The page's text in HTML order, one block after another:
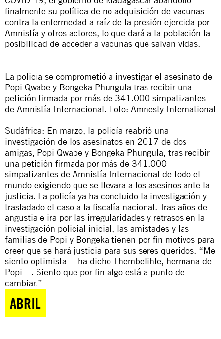
finalmente su política de no adquisición de vacunas
contra la enfermedad a raíz de la presión ejercida por
Amnistía y otros actores, lo que dará a la población la
posibilidad de acceder a vacunas que salvan vidas.
La policía se comprometió a investigar el asesinato de
Popi Qwabe y Bongeka Phungula tras recibir una
petición firmada por más de 341.000 simpatizantes
de Amnistía Internacional. Foto: Amnesty International
Sudáfrica: En marzo, la policía reabrió una
investigación de los asesinatos en 2017 de dos
amigas, Popi Qwabe y Bongeka Phungula, tras recibir
una petición firmada por más de 341.000
simpatizantes de Amnistía Internacional de todo el
mundo exigiendo que se llevara a los asesinos ante la
justicia. La policía ya ha concluido la investigación y
trasladado el caso a la fiscalía nacional. Tras años de
angustia e ira por las irregularidades y retrasos en la
investigación policial inicial, las amistades y las
familias de Popi y Bongeka tienen por fin motivos para
creer que se hará justicia para sus seres queridos. “Me
siento optimista —ha dicho Thembelihle, hermana de
Popi—. Siento que por fin algo está a punto de
cambiar.”
ABRIL